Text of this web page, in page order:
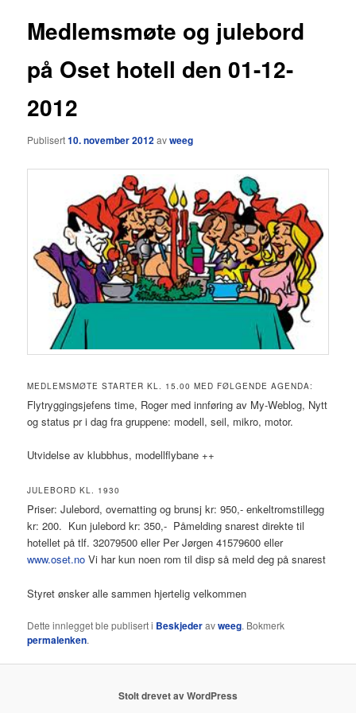
Medlemsmøte og julebord
på Oset hotell den 01-12-
2012
Publisert10. november 2012avweeg
MEDLEMSMØTE STARTER KL. 15.00 MED FØLGENDE AGENDA:
Flytryggingsjefens time, Roger med innføring av My-Weblog, Nytt
og status pr i dag fra gruppene: modell, seil, mikro, motor.
Utvidelse av klubbhus, modellflybane ++
JULEBORD KL. 1930
Priser: Julebord, overnatting og brunsj kr: 950,- enkeltromstillegg
kr: 200. Kun julebord kr: 350,- Påmelding snarest direkte til
hotellet på tlf. 32079500 eller Per Jørgen 41579600 eller
www.oset.no Vi har kun noen rom til disp så meld deg på snarest
Styret ønsker alle sammen hjertelig velkommen
Dette innlegget ble publisert i Beskjederavweeg. Bokmerk
permalenken.
Stolt drevet av WordPress